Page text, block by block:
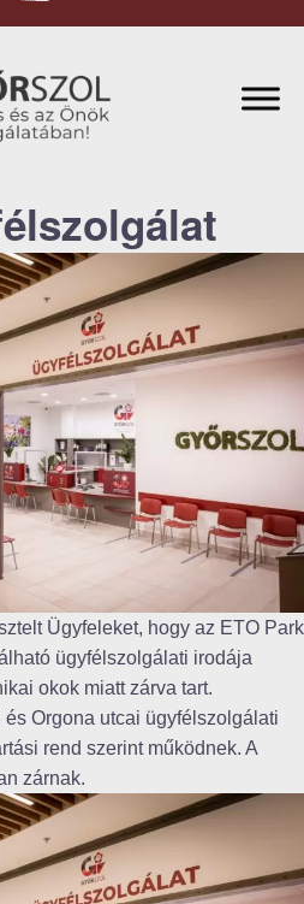
Ügyfeleket, hogy az ETO Park
ügyfélszolgálati irodája
okok miatt zárva tart.
Orgona utcai ügyfélszolgálati
rend szerint működnek. A
zárnak.